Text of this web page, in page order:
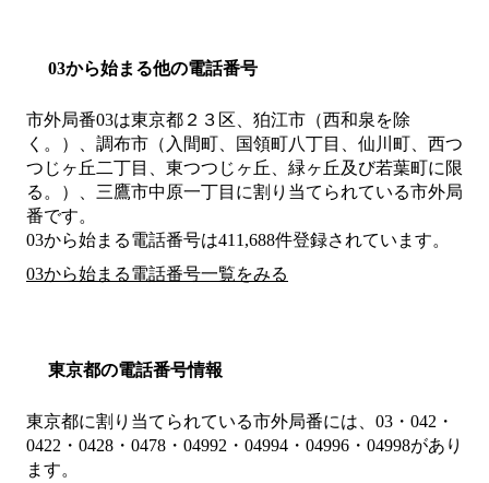
03から始まる他の電話番号
市外局番03は東京都２３区、狛江市（西和泉を除
く。）、調布市（入間町、国領町八丁目、仙川町、西つ
つじヶ丘二丁目、東つつじヶ丘、緑ヶ丘及び若葉町に限
る。）、三鷹市中原一丁目 に割り当てられている市外局
番です。
03から始まる電話番号は411,688件登録されています。
03から始まる電話番号一覧をみる
東京都の電話番号情報
東京都に割り当てられている市外局番には、03・042・
0422・0428・0478・04992・04994・04996・04998があり
ます。